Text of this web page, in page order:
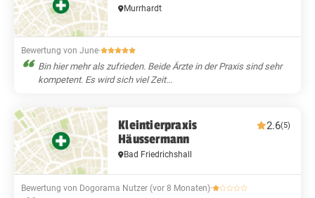
Murrhardt
Bewertung von June·
Bin hier mehr als zufrieden. Beide Ärzte in der Praxis sind sehr
kompetent. Es wird sich viel Zeit...
Kleintierpraxis
Häussermann
2.6(5)
Bad Friedrichshall
Bewertung von Dogorama Nutzer (vor 8 Monaten)·